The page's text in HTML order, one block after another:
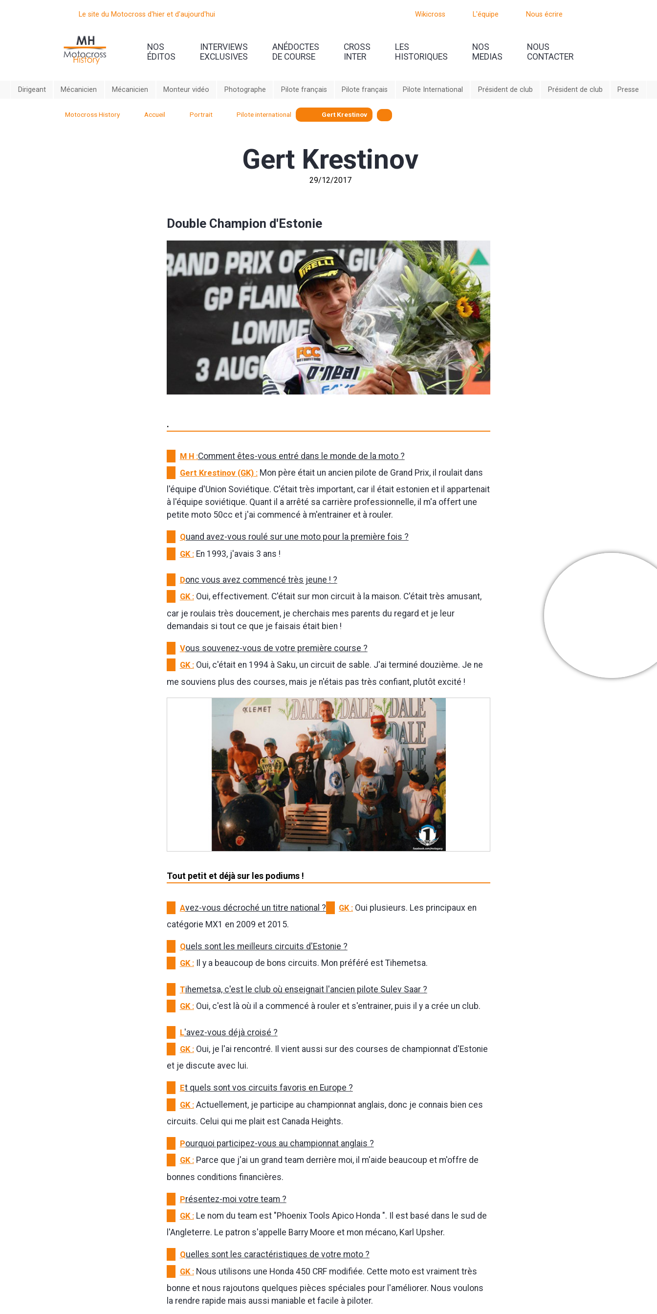
Le site du Motocross d'hier et d'aujourd'hui Wikicross L'équipe Nous écrire
NOS
ÉDITOS
INTERVIEWS
EXCLUSIVES
ANÉDOCTES
DE COURSE
CROSS
INTER
LES
HISTORIQUES
NOS
MEDIAS
NOUS
CONTACTER
Dirigeant Mécanicien Mécanicien Monteur vidéo Photographe Pilote français Pilote français Pilote International Président de club Président de club Presse
Motocross History Accueil Portrait Pilote international Gert Krestinov
Gert Krestinov
29/12/2017
Double Champion d'Estonie
.
M H :Comment êtes-vous entré dans le monde de la moto ?
Gert Krestinov (GK) :Mon père était un ancien pilote de Grand Prix, il roulait dans
l'équipe d'Union Soviétique. C'était très important, car il était estonien et il appartenait
à l'équipe soviétique. Quant il a arrêté sa carrière professionnelle, il m'a offert une
petite moto 50cc et j'ai commencé à m'entrainer et à rouler.
Quand avez-vous roulé sur une moto pour la première fois ?
GK :En 1993, j'avais 3 ans !
Donc vous avez commencé très jeune ! ?
GK :Oui, effectivement. C'était sur mon circuit à la maison. C'était très amusant,
car je roulais très doucement, je cherchais mes parents du regard et je leur
demandais si tout ce que je faisais était bien !
Vous souvenez-vous de votre première course ?
GK :Oui, c'était en 1994 à Saku, un circuit de sable. J'ai terminé douzième. Je ne
me souviens plus des courses, mais je n'étais pas très confiant, plutôt excité !
Tout petit et déjà sur les podiums !
Avez-vous décroché un titre national ? GK : Oui plusieurs. Les principaux en
catégorie MX1 en 2009 et 2015.
Quels sont les meilleurs circuits d'Estonie ?
GK :Il y a beaucoup de bons circuits. Mon préféré est Tihemetsa.
Tihemetsa, c'est le club où enseignait l'ancien pilote Sulev Saar ?
GK :Oui, c'est là où il a commencé à rouler et s'entrainer, puis il y a crée un club.
L'avez-vous déjà croisé ?
GK :Oui, je l'ai rencontré. Il vient aussi sur des courses de championnat d'Estonie
et je discute avec lui.
Et quels sont vos circuits favoris en Europe ?
GK :Actuellement, je participe au championnat anglais, donc je connais bien ces
circuits. Celui qui me plait est Canada Heights.
Pourquoi participez-vous au championnat anglais ?
GK :Parce que j'ai un grand team derrière moi, il m'aide beaucoup et m'offre de
bonnes conditions financières.
Présentez-moi votre team ?
GK :Le nom du team est "Phoenix Tools Apico Honda ". Il est basé dans le sud de
l'Angleterre. Le patron s'appelle Barry Moore et mon mécano, Karl Upsher.
Quelles sont les caractéristiques de votre moto ?
GK :Nous utilisons une Honda 450 CRF modifiée. Cette moto est vraiment très
bonne et nous rajoutons quelques pièces spéciales pour l'améliorer. Nous voulons
la rendre rapide mais aussi maniable et facile à piloter.